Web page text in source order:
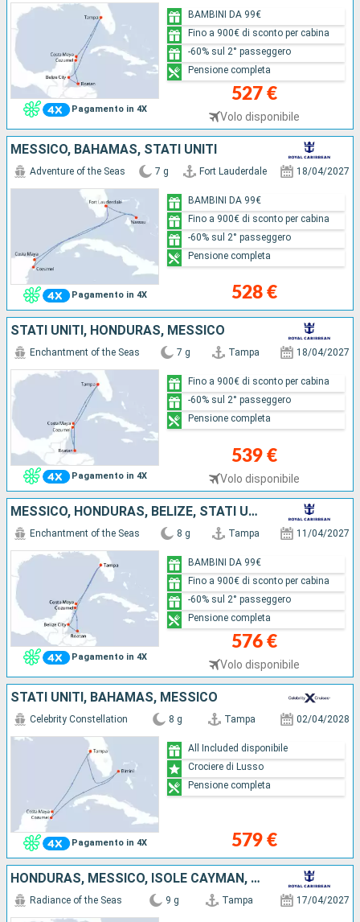
Pagamento in 4X
527 €
Volo disponibile
BAMBINI DA 99€
Fino a 900€ di sconto per cabina
-60% sul 2° passeggero
Pensione completa
MESSICO, BAHAMAS, STATI UNITI
Pagamento in 4X
Adventure of the Seas 7 g Fort Lauderdale 18/04/2027
528 €
BAMBINI DA 99€
Fino a 900€ di sconto per cabina
-60% sul 2° passeggero
Pensione completa
STATI UNITI, HONDURAS, MESSICO
Pagamento in 4X
Enchantment of the Seas 7 g Tampa 18/04/2027
539 €
Volo disponibile
Fino a 900€ di sconto per cabina
-60% sul 2° passeggero
Pensione completa
MESSICO, HONDURAS, BELIZE, STATI UNITI
Pagamento in 4X
Enchantment of the Seas 8 g Tampa 11/04/2027
576 €
Volo disponibile
BAMBINI DA 99€
Fino a 900€ di sconto per cabina
-60% sul 2° passeggero
Pensione completa
STATI UNITI, BAHAMAS, MESSICO
Pagamento in 4X
Celebrity Constellation 8 g Tampa 02/04/2028
579 €
All Included disponibile
Crociere di Lusso
Pensione completa
HONDURAS, MESSICO, ISOLE CAYMAN, STATI UNITI
Radiance of the Seas 9 g Tampa 17/04/2027